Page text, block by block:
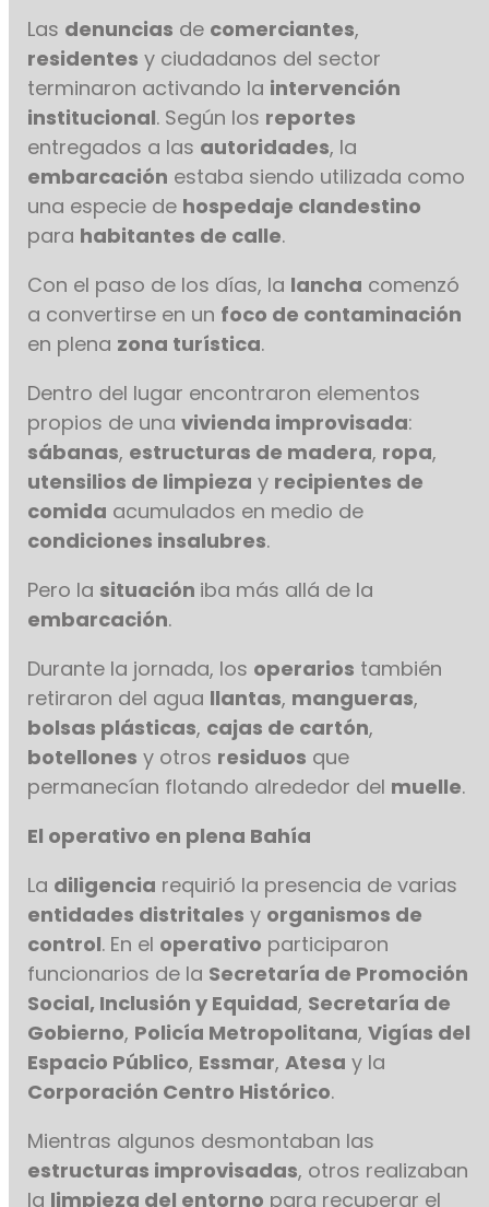
Las denuncias de comerciantes,
residentes y ciudadanos del sector
terminaron activando la intervención
institucional. Según los reportes
entregados a las autoridades, la
embarcación estaba siendo utilizada como
una especie de hospedaje clandestino
para habitantes de calle.
Con el paso de los días, la lancha comenzó
a convertirse en un foco de contaminación
en plena zona turística.
Dentro del lugar encontraron elementos
propios de unavivienda improvisada:
sábanas, estructuras de madera, ropa,
utensilios de limpieza y recipientes de
comida acumulados en medio de
condiciones insalubres.
Pero la situación iba más allá de la
embarcación.
Durante la jornada, los operarios también
retiraron del agua llantas, mangueras,
bolsas plásticas, cajas de cartón,
botellones y otros residuos que
permanecían flotando alrededor del muelle.
El operativo en plena Bahía
La diligencia requirió la presencia de varias
entidades distritales y organismos de
control. En el operativo participaron
funcionarios de la Secretaría de Promoción
Social, Inclusión y Equidad, Secretaría de
Gobierno, Policía Metropolitana,Vigías del
Espacio Público, Essmar,Atesa y la
Corporación Centro Histórico.
Mientras algunos desmontaban las
estructuras improvisadas, otros realizaban
la limpieza del entorno para recuperar el